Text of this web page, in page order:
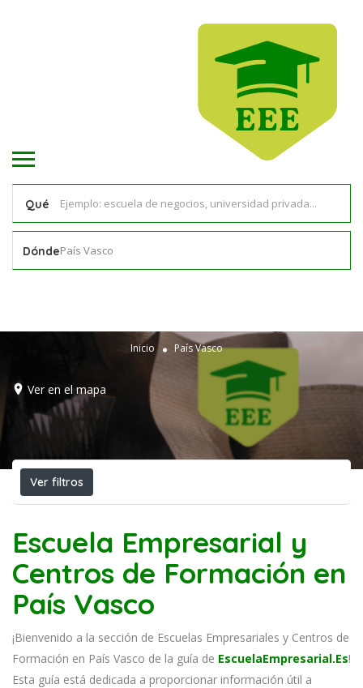
Qué
DóndePaís Vasco
Inicio País Vasco
Ver en el mapa
Ver filtros
Escuela Empresarial y
Centros de Formación en
País Vasco
¡Bienvenido a la sección de Escuelas Empresariales y Centros de
Formación en País Vasco de la guía de EscuelaEmpresarial.Es!
Esta guía está dedicada a proporcionar información útil a